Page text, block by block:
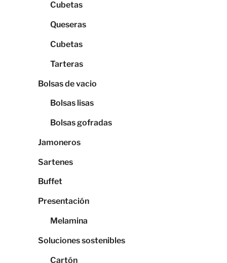
Cubetas
Queseras
Cubetas
Tarteras
Bolsas de vacio
Bolsas lisas
Bolsas gofradas
Jamoneros
Sartenes
Buffet
Presentación
Melamina
Soluciones sostenibles
Cartón